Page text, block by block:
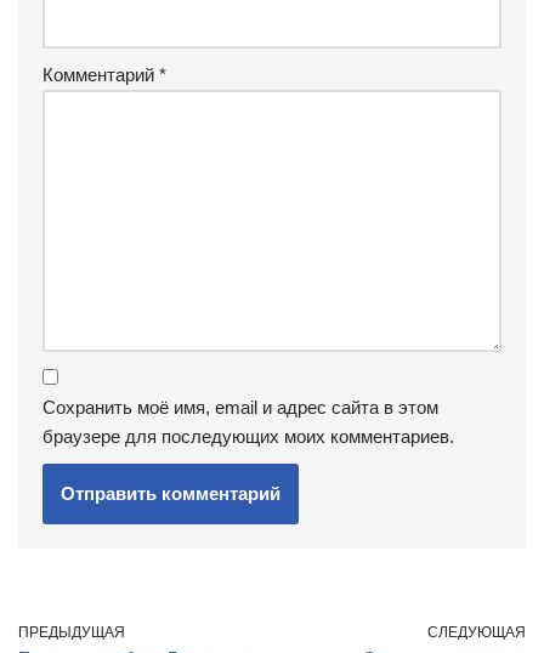
Комментарий *
Сохранить моё имя, email и адрес сайта в этом
браузере для последующих моих комментариев.
ПРЕДЫДУЩАЯ СЛЕДУЮЩАЯ